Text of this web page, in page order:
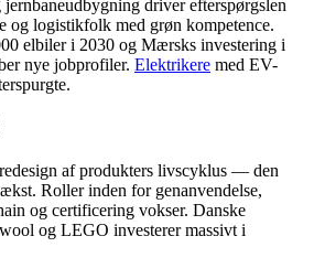
driver efterspørgslen
og logistikfolk med grøn kompetence.
elbiler i 2030 og Mærsks investering i
nye jobprofiler. Elektrikere med EV-
af produkters livscyklus — den
Roller inden for genanvendelse,
og certificering vokser. Danske
og LEGO investerer massivt i